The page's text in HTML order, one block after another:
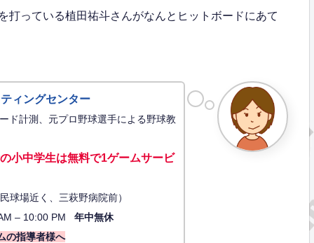
打っている植田祐斗さんがなんとヒットボードにあて
ィングセンター
ド計測、元プロ野球選手による野球教
小中学生は無料で1ゲームサービ
場近く、三萩野病院前）
AM – 10:00 PM年中無休
の指導者様へ